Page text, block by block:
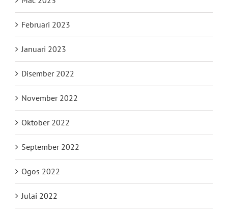
Februari 2023
Januari 2023
Disember 2022
November 2022
Oktober 2022
September 2022
Ogos 2022
Julai 2022